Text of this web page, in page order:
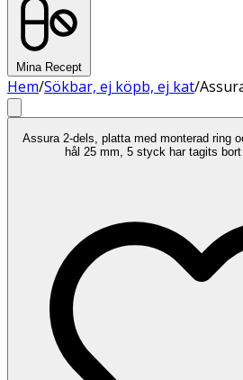
Mina Recept
Hem/Sökbar, ej köpb, ej kat/
Assura 2-dels, platta med monterad ring
hål 25 mm, 5 styck har tagits